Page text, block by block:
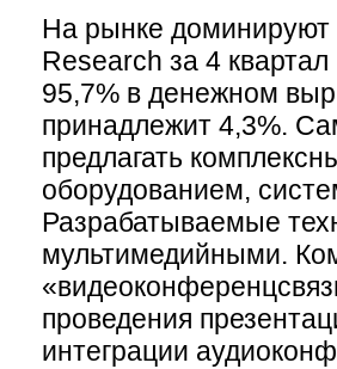
На рынке
Research за 4
95,7% в денежном
принадлежит 4,3%.
предлагать
оборудованием,
Разрабатываемые
мультимедийными.
проведения
интеграции